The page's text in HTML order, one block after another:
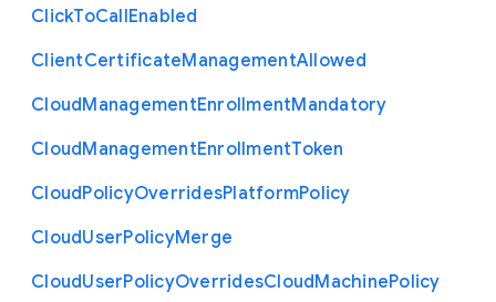
ClickToCallEnabled
ClientCertificateManagementAllowed
CloudManagementEnrollmentMandatory
CloudManagementEnrollmentToken
CloudPolicyOverridesPlatformPolicy
CloudUserPolicyMerge
CloudUserPolicyOverridesCloudMachinePolicy